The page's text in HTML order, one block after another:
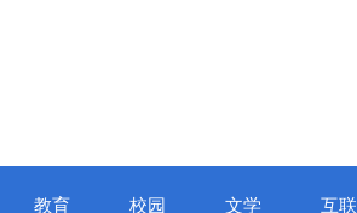
教育 校园 文学 互